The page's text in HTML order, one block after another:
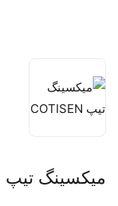
میکسینگ تیپ COTISEN